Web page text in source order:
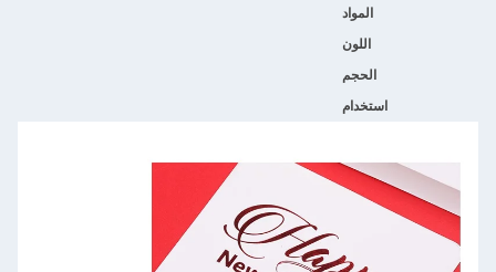
المواد
اللون
الحجم
استخدام